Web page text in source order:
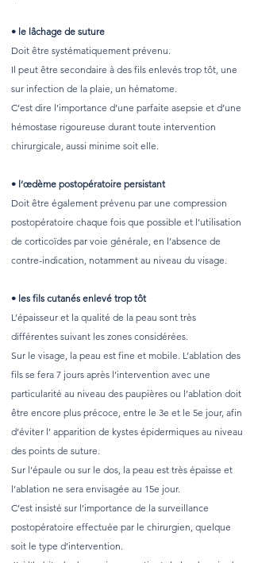
• le lâchage de suture
Doit être systématiquement prévenu.
Il peut être secondaire à des fils enlevés trop tôt, une
sur infection de la plaie, un hématome.
C’est dire l’importance d’une parfaite asepsie et d’une
hémostase rigoureuse durant toute intervention
chirurgicale, aussi minime soit elle.
• l’œdème postopératoire persistant
Doit être également prévenu par une compression
postopératoire chaque fois que possible et l’utilisation
de corticoïdes par voie générale, en l’absence de
contre-indication, notamment au niveau du visage.
• les fils cutanés enlevé trop tôt
L’épaisseur et la qualité de la peau sont très
différentes suivant les zones considérées.
Sur le visage, la peau est fine et mobile. L’ablation des
fils se fera 7 jours après l’intervention avec une
particularité au niveau des paupières ou l’ablation doit
être encore plus précoce, entre le 3e et le 5e jour, afin
d’éviter l’ apparition de kystes épidermiques au niveau
des points de suture.
Sur l’épaule ou sur le dos, la peau est très épaisse et
l’ablation ne sera envisagée au 15e jour.
C’est insisté sur l’importance de la surveillance
postopératoire effectuée par le chirurgien, quelque
soit le type d’intervention.